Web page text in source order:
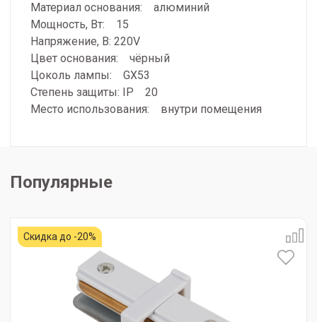
Материал основания: алюминий
Мощность, Вт: 15
Напряжение, В: 220V
Цвет основания: чёрный
Цоколь лампы: GX53
Степень защиты: IP 20
Место использования: внутри помещения
Популярные
Скидка до -20%